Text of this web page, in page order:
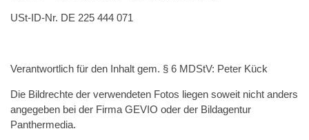
USt-ID-Nr. DE 225 444 071
Verantwortlich für den Inhalt gem. § 6 MDStV: Peter Kück
Die Bildrechte der verwendeten Fotos liegen soweit nicht anders
angegeben bei der Firma GEVIO oder der Bildagentur
Panthermedia.